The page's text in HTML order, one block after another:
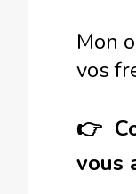
Mon
vos
👉
vous